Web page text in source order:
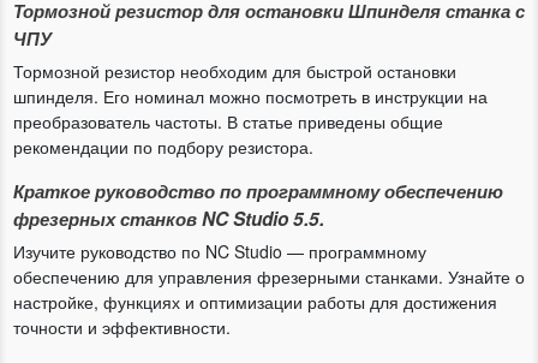
Тормозной резистор для остановки Шпинделя станка с
ЧПУ
Тормозной резистор необходим для быстрой остановки
шпинделя. Его номинал можно посмотреть в инструкции на
преобразователь частоты. В статье приведены общие
рекомендации по подбору резистора.
Краткое руководство по программному обеспечению
фрезерных станков NC Studio 5.5.
Изучите руководство по NC Studio — программному
обеспечению для управления фрезерными станками. Узнайте о
настройке, функциях и оптимизации работы для достижения
точности и эффективности.